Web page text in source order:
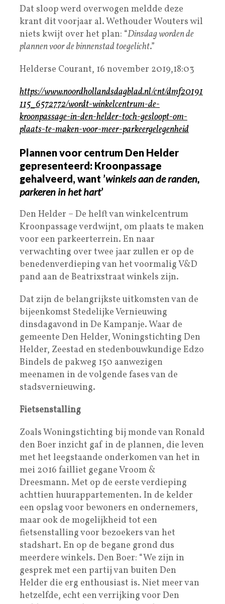
Dat sloop werd overwogen meldde deze
krant dit voorjaar al. Wethouder Wouters wil
niets kwijt over het plan: “Dinsdag worden de
plannen voor de binnenstad toegelicht.”
Helderse Courant, 16 november 2019,18:03
https://www.noordhollandsdagblad.nl/cnt/dmf20191
115_6572772/wordt-winkelcentrum-de-
kroonpassage-in-den-helder-toch-gesloopt-om-
plaats-te-maken-voor-meer-parkeergelegenheid
Plannen voor centrum Den Helder
gepresenteerd: Kroonpassage
gehalveerd, want ’winkels aan de randen,
parkeren in het hart’
Den Helder – De helft van winkelcentrum
Kroonpassage verdwijnt, om plaats te maken
voor een parkeerterrein. En naar
verwachting over twee jaar zullen er op de
benedenverdieping van het voormalig V&D
pand aan de Beatrixstraat winkels zijn.
Dat zijn de belangrijkste uitkomsten van de
bijeenkomst Stedelijke Vernieuwing
dinsdagavond in De Kampanje. Waar de
gemeente Den Helder, Woningstichting Den
Helder, Zeestad en stedenbouwkundige Edzo
Bindels de pakweg 150 aanwezigen
meenamen in de volgende fases van de
stadsvernieuwing.
Fietsenstalling
Zoals Woningstichting bij monde van Ronald
den Boer inzicht gaf in de plannen, die leven
met het leegstaande onderkomen van het in
mei 2016 failliet gegane Vroom &
Dreesmann. Met op de eerste verdieping
achttien huurappartementen. In de kelder
een opslag voor bewoners en ondernemers,
maar ook de mogelijkheid tot een
fietsenstalling voor bezoekers van het
stadshart. En op de begane grond dus
meerdere winkels. Den Boer: “We zijn in
gesprek met een partij van buiten Den
Helder die erg enthousiast is. Niet meer van
hetzelfde, echt een verrijking voor Den